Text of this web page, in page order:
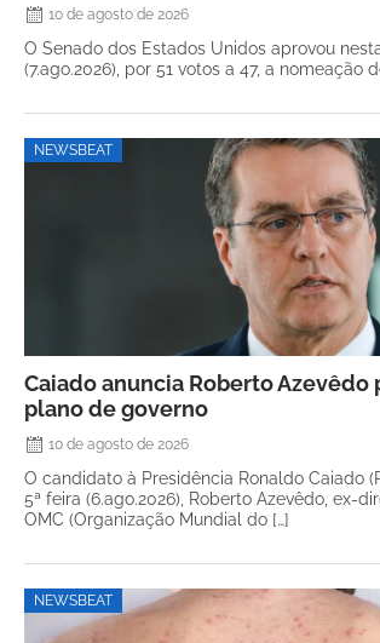
10 de agosto de 2026
O Senado dos Estados Unidos aprovou
(7.ago.2026), por 51 votos a 47, a nomeação
NEWSBEAT
Caiado anuncia Roberto Azevêdo
plano de governo
10 de agosto de 2026
O candidato à Presidência Ronaldo Caiado
5ª feira (6.ago.2026), Roberto Azevêdo, ex-
OMC (Organização Mundial do […]
NEWSBEAT